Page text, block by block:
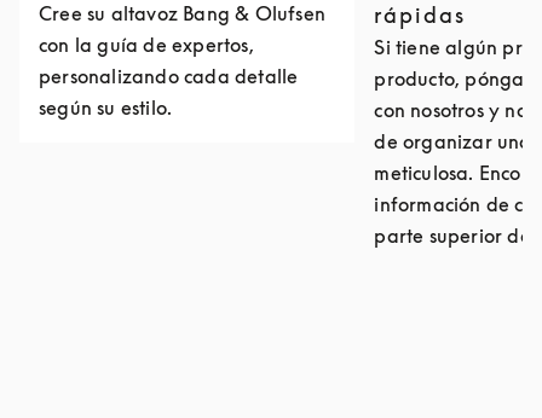
Cree su altavoz Bang & Olufsen
con la guía de expertos,
personalizando cada detalle
según su estilo.
rápidas
Si tiene algún
producto,
con nosotros y
de organizar una
meticulosa.
información de
parte superior de